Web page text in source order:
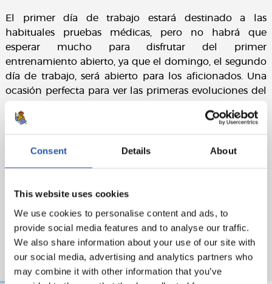
Consent Details About
This website uses cookies
We use cookies to personalise content and ads, to
provide social media features and to analyse our traffic.
We also share information about your use of our site with
our social media, advertising and analytics partners who
may combine it with other information that you’ve
El primer día de trabajo estará destinado a las
habituales pruebas médicas, pero no habrá que
esperar mucho para disfrutar del primer
entrenamiento abierto, ya que el domingo, el segundo
día de trabajo, será abierto para los aficionados. Una
ocasión perfecta para ver las primeras evoluciones del